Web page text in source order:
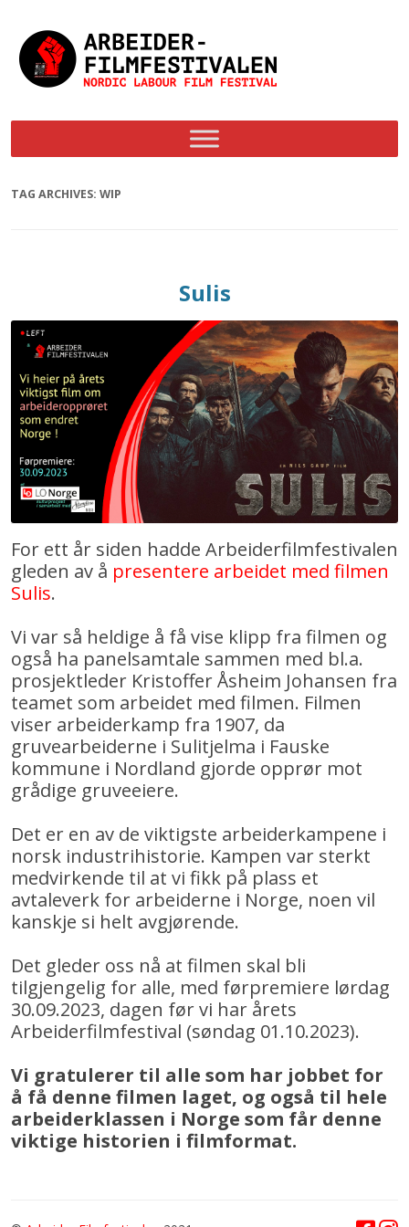
Skip
to
content
TAG ARCHIVES: WIP
Sulis
For ett år siden hadde Arbeiderfilmfestivalen
gleden av å presentere arbeidet med filmen
Sulis.
Vi var så heldige å få vise klipp fra filmen og
også ha panelsamtale sammen med bl.a.
prosjektleder Kristoffer Åsheim Johansen fra
teamet som arbeidet med filmen. Filmen
viser arbeiderkamp fra 1907, da
gruvearbeiderne i Sulitjelma i Fauske
kommune i Nordland gjorde opprør mot
grådige gruveeiere.
Det er en av de viktigste arbeiderkampene i
norsk industrihistorie. Kampen var sterkt
medvirkende til at vi fikk på plass et
avtaleverk for arbeiderne i Norge, noen vil
kanskje si helt avgjørende.
Det gleder oss nå at filmen skal bli
tilgjengelig for alle, med førpremiere lørdag
30.09.2023, dagen før vi har årets
Arbeiderfilmfestival (søndag 01.10.2023).
Vi gratulerer til alle som har jobbet for
å få denne filmen laget, og også til hele
arbeiderklassen i Norge som får denne
viktige historien i filmformat.